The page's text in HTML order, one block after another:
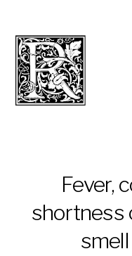
Fever,
shortness